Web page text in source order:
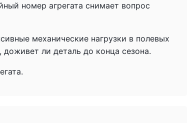
номер агрегата снимает вопрос
механические нагрузки в полевых
ли деталь до конца сезона.